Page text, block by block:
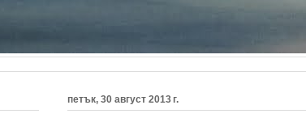
петък, 30 август 2013 г.